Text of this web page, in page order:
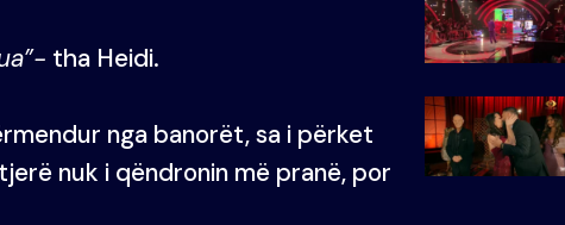
tha Heidi.
nga banorët, sa i përket
nuk i qëndronin më pranë, por